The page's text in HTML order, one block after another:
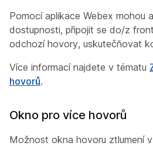
Pomocí aplikace Webex mohou
dostupnosti, připojit se do/z
odchozí hovory, uskutečňovat
Více informací najdete v tématu
hovorů.
Okno pro více hovorů
Možnost okna hovoru ztlumení